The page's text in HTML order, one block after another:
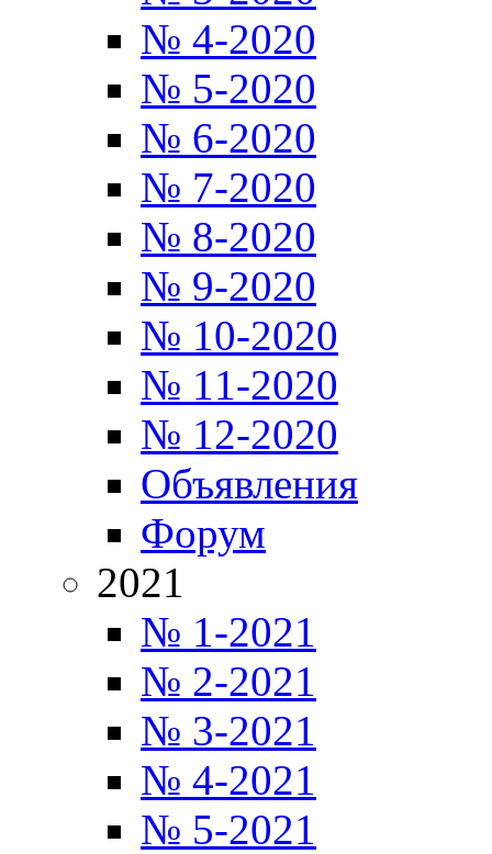
№ 4-2020
№ 5-2020
№ 6-2020
№ 7-2020
№ 8-2020
№ 9-2020
№ 10-2020
№ 11-2020
№ 12-2020
Объявления
Форум
2021
№ 1-2021
№ 2-2021
№ 3-2021
№ 4-2021
№ 5-2021